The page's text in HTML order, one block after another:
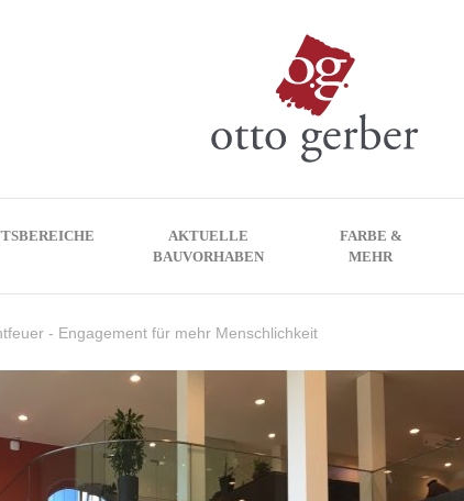
AKTUELLE
BAUVORHABEN
FARBE &
MEHR
- Engagement für mehr Menschlichkeit